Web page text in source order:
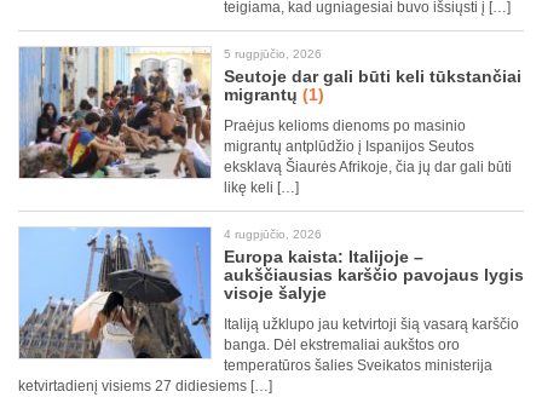
teigiama, kad ugniagesiai buvo išsiųsti į […]
5 rugpjūčio, 2026
Seutoje dar gali būti keli tūkstančiai
migrantų (1)
Praėjus kelioms dienoms po masinio
migrantų antplūdžio į Ispanijos Seutos
eksklavą Šiaurės Afrikoje, čia jų dar gali būti
likę keli […]
4 rugpjūčio, 2026
Europa kaista: Italijoje –
aukščiausias karščio pavojaus lygis
visoje šalyje
Italiją užklupo jau ketvirtoji šią vasarą karščio
banga. Dėl ekstremaliai aukštos oro
temperatūros šalies Sveikatos ministerija
ketvirtadienį visiems 27 didiesiems […]